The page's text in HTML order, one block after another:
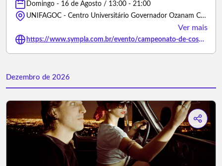
Domingo - 16 de Agosto / 13:00 - 21:00
UNIFAGOC - Centro Universitário Governador Ozanam Coelho, Rua Doutor Adjalme da Silva Botelho - Ubá/Minas Gerais
Ver mais
https://www.sympla.com.br/evento/campeonato-de-cosplay/3504350
Dezembro de 2026